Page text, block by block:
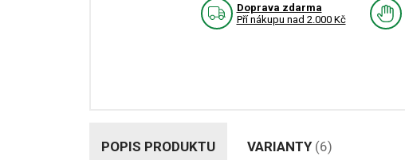
Doprava zdarma
Pří nákupu nad 2.000 Kč
POPIS PRODUKTU VARIANTY (6)